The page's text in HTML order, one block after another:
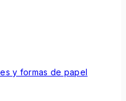
y formas de papel